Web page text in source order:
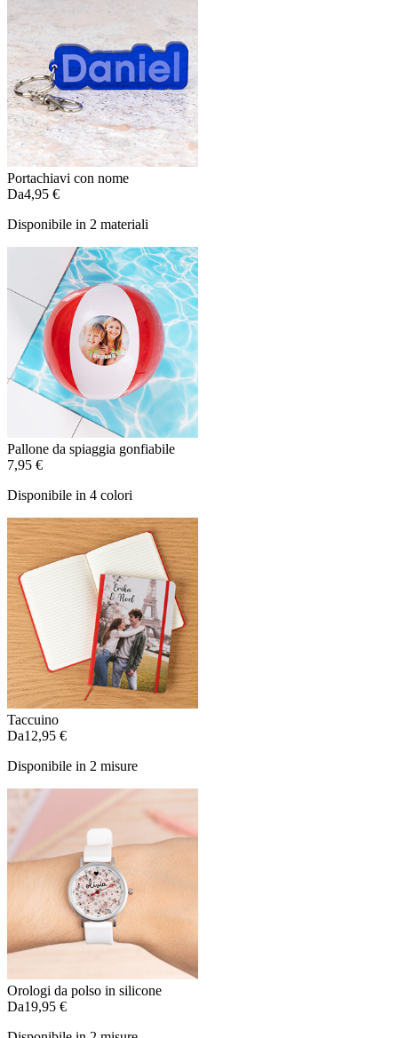
Portachiavi con nome
Da4,95 €
Disponibile in 2 materiali
Pallone da spiaggia gonfiabile
7,95 €
Disponibile in 4 colori
Taccuino
Da12,95 €
Disponibile in 2 misure
Orologi da polso in silicone
Da19,95 €